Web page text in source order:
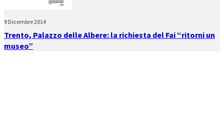
9 Dicembre 2014
Trento, Palazzo delle Albere: la richiesta del Fai “ritorni un
museo”